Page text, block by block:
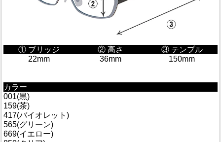
① ブリッジ ② 高さ
③ テンプル
22mm
36mm 150mm
カラー
001(黒)
159(茶)
417(バイオレット)
565(グリーン)
669(イエロー)